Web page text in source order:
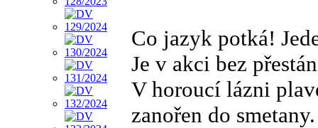
Co jazyk potká!
Je v akci bez
V horoucí lázni
zanořen do smetany.